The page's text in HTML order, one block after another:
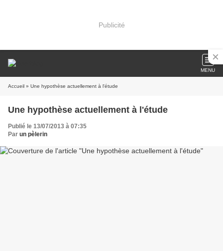
Publicité
MENU
Accueil » Une hypothèse actuellement à l'étude
Une hypothèse actuellement à l'étude
Publié le 13/07/2013 à 07:35
Par un pèlerin